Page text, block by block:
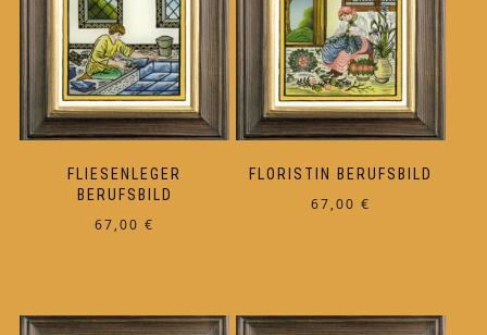
FLIESENLEGER
BERUFSBILD
67,00 €
FLORISTIN BERUFSBILD
67,00 €